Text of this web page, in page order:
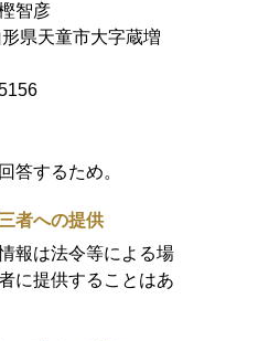
智彦
県天童市大字蔵増
答するため。
者への提供
報は法令等による場
に提供することはあ